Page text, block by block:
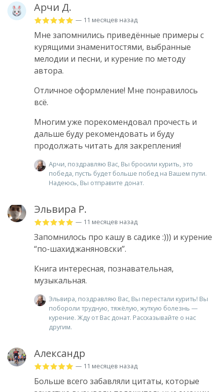
Арчи Д.
— 11 месяцев назад
Мне запомнились приведённые примеры с
курящими знаменитостями, выбранные
мелодии и песни, и курение по методу
автора.
Отличное оформление! Мне понравилось
всё.
Многим уже порекомендовал прочесть и
дальше буду рекомендовать и буду
продолжать читать для закрепления!
Арчи, поздравляю Вас, Вы бросили курить, это
победа, пусть будет больше побед на Вашем пути.
Надеюсь, Вы отправите донат.
Эльвира Р.
— 11 месяцев назад
Запомнилось про кашу в садике :))) и курение
“по-шахиджаняновски”.
Книга интересная, познавательная,
музыкальная.
Эльвира, поздравляю Вас, Вы перестали курить! Вы
побороли трудную, тяжёлую, жуткую болезнь —
курение. Жду от Вас донат. Рассказывайте о нас
другим.
Александр
— 11 месяцев назад
Больше всего забавляли цитаты, которые